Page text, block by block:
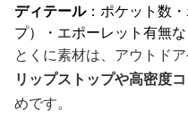
ディテール：ポケット数
プ）・エポーレット有無
とくに素材は、アウトド
リップストップや高密度
めです。